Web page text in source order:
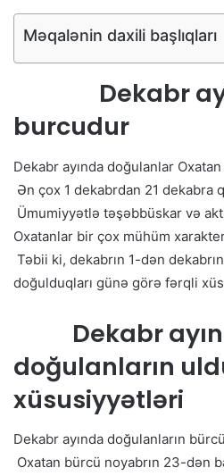
Məqalənin daxili başlıqları
Dekabr ayi
burcudur
Dekabr ayında doğulanlar
Ən çox 1 dekabrdan 21 dekabra
Ümumiyyətlə təşəbbüskar və
Oxatanlar bir çox mühüm
Təbii ki, dekabrın 1-dən
doğulduqları günə görə fərqli
Dekabr
doğulanların
xüsusiyyətləri
Dekabr ayında doğulanların
Oxatan bürcü noyabrın 23-dən